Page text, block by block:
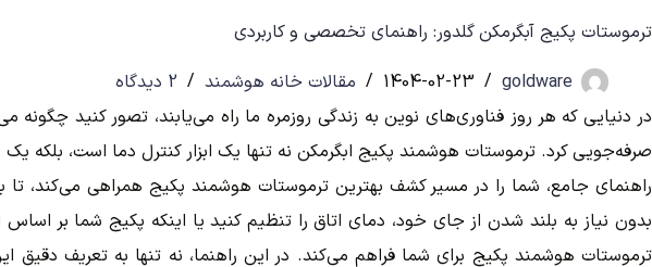
ترموستات پکیج آبگرمکن گلدور: راهنمای تخصصی و کاربردی
goldware
1404-02-23 مقالات خانه هوشمند
2 دیدگاه
در دنیایی که هر روز فناوری‌های نوین به زندگی روزمره ما راه می‌یابند، تصور کنید
صرفه‌جویی کرد. ترموستات هوشمند پکیج ابگرمکن نه تنها یک ابزار کنترل دما است، بلکه
راهنمای جامع، شما را در مسیر کشف بهترین ترموستات هوشمند پکیج همراهی می‌کند، تا
بدون نیاز به بلند شدن از جای خود، دمای اتاق را تنظیم کنید یا اینکه پکیج شما بر
ترموستات هوشمند پکیج برای شما فراهم می‌کند. در این راهنما، نه تنها به تعریف دقیق